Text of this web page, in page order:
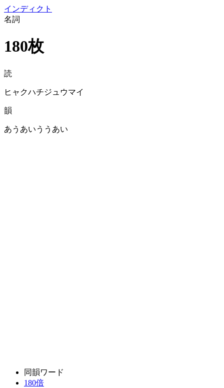
インディクト
名詞
180枚
読
ヒャクハチジュウマイ
韻
あうあいううあい
同韻ワード
180倍